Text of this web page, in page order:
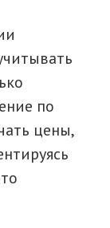
по
цены,